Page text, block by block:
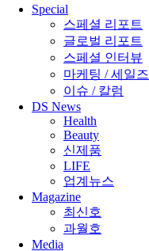
Close
Special
스페셜 리포트
글로벌 리포트
스페셜 인터뷰
마케팅 / 세일즈
이슈 / 칼럼
DS News
Health
Beauty
신제품
LIFE
업계뉴스
Magazine
최신호
과월호
Media